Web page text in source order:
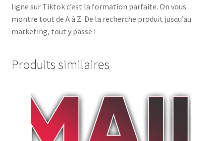
ligne sur Tiktok c’est la formation parfaite. On vous
montre tout de A à Z. De la recherche produit jusqu’au
marketing, tout y passe !
Produits similaires